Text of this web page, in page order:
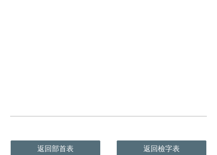
返回部首表 返回檢字表